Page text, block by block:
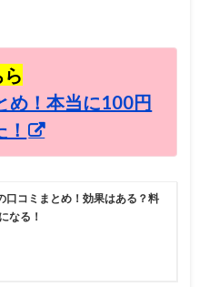
め！本当に100円
口コミまとめ！効果はある？料
なる！